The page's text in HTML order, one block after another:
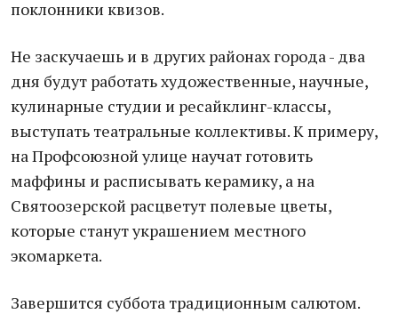
поклонники квизов.
Не заскучаешь и в других районах города - два
дня будут работать художественные, научные,
кулинарные студии и ресайклинг-классы,
выступать театральные коллективы. К примеру,
на Профсоюзной улице научат готовить
маффины и расписывать керамику, а на
Святоозерской расцветут полевые цветы,
которые станут украшением местного
экомаркета.
Завершится суббота традиционным салютом.